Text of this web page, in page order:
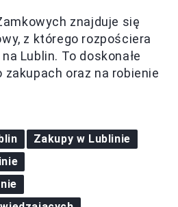
znajduje się
z którego rozpościera
Lublin. To doskonałe
oraz na robienie
Zakupy w Lublinie